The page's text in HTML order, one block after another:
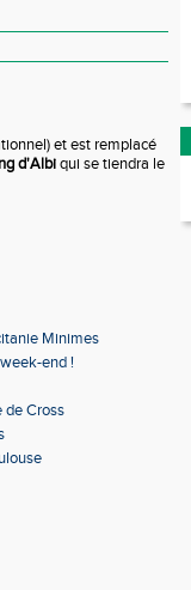
et est remplacé
d'Albiqui se tiendra le
Minimes
end !
de Cross